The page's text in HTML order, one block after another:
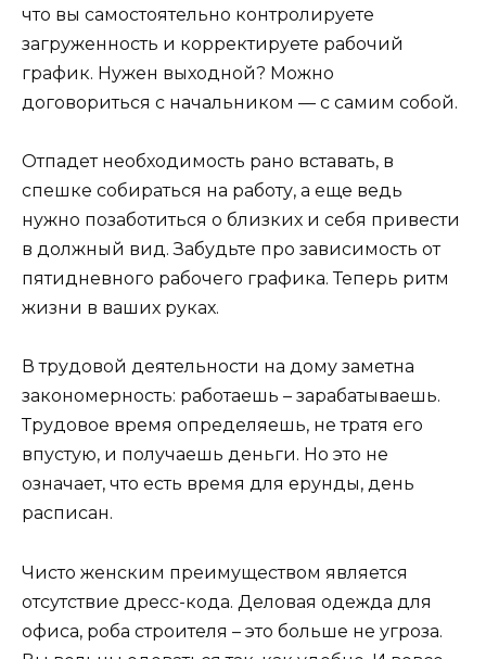
что вы самостоятельно контролируете
загруженность и корректируете рабочий
график. Нужен выходной? Можно
договориться с начальником — с самим собой.
Отпадет необходимость рано вставать, в
спешке собираться на работу, а еще ведь
нужно позаботиться о близких и себя привести
в должный вид. Забудьте про зависимость от
пятидневного рабочего графика. Теперь ритм
жизни в ваших руках.
В трудовой деятельности на дому заметна
закономерность: работаешь – зарабатываешь.
Трудовое время определяешь, не тратя его
впустую, и получаешь деньги. Но это не
означает, что есть время для ерунды, день
расписан.
Чисто женским преимуществом является
отсутствие дресс-кода. Деловая одежда для
офиса, роба строителя – это больше не угроза.